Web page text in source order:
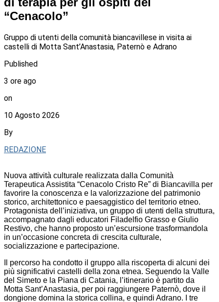
“Cenacolo”
Gruppo di utenti della comunità biancavillese in visita ai
castelli di Motta Sant’Anastasia, Paternò e Adrano
Published
3 ore ago
on
10 Agosto 2026
By
REDAZIONE
Nuova attività culturale realizzata dalla Comunità
Terapeutica Assistita “Cenacolo Cristo Re” di Biancavilla per
favorire la conoscenza e la valorizzazione del patrimonio
storico, architettonico e paesaggistico del territorio etneo.
Protagonista dell’iniziativa, un gruppo di utenti della struttura,
accompagnato dagli educatori Filadelfio Grasso e Giulio
Restivo, che hanno proposto un’escursione trasformandola
in un’occasione concreta di crescita culturale,
socializzazione e partecipazione.
Il percorso ha condotto il gruppo alla riscoperta di alcuni dei
più significativi castelli della zona etnea. Seguendo la Valle
del Simeto e la Piana di Catania, l’itinerario è partito da
Motta Sant’Anastasia, per poi raggiungere Paternò, dove il
dongione domina la storica collina, e quindi Adrano. I tre